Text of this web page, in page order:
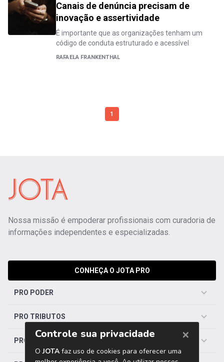
Canais de denúncia precisam de
inovação e assertividade
É importante que as organizações tenham um
código de conduta estruturado e acessível
RAFAELA FRANKENTHAL
1
Nossa missão é empoderar profissionais com curadoria de
informações independentes e especializadas.
CONHEÇA O JOTA PRO
PRO PODER
PRO TRIBUTOS
PRO TRABALHISTA